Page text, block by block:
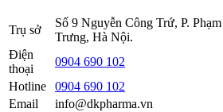
Trụ sở
Số 9 Nguyễn Công Trứ, P.
Trưng, Hà Nội.
Điện
thoại
0904 690 102
Hotline
0904 690 102
Email
info@dkpharma.vn